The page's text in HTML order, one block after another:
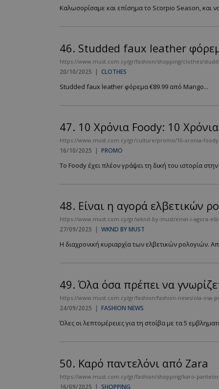
Καλωσορίσαμε και επίσημα το Scorpio Season, και
46. Studded faux leather
https://www.must.com.cy/gr/fashion/shopping/clothes/
20/10/2025 | CLOTHES
Studded faux leather φόρεμα €89.99 από Mango...
47. 10 Χρόνια Foody: 10
https://www.must.com.cy/gr/culture/promo/10-xronia-
16/10/2025 | PROMO
Το Foody έχει πλέον γράψει τη δική του ιστορία
48. Είναι η αγορά ελβετικών
https://www.must.com.cy/gr/wknd-by-must/einai-i-agora-
27/09/2025 | WKND BY MUST
Η διαχρονική κυριαρχία των ελβετικών ρολογιών.
49. Όλα όσα πρέπει να
https://www.must.com.cy/gr/fashion/fashion-news/ola-
24/09/2025 | FASHION NEWS
Όλες οι λεπτομέρειες για τη στοίβα με τα 5
50. Καρό παντελόνι από Zara
https://www.must.com.cy/gr/fashion/shopping/karo-
16/09/2025 | SHOPPING
LangCookie
_scc_session
PHPSESSID
takeOverCookie
AdSphere-GDPR